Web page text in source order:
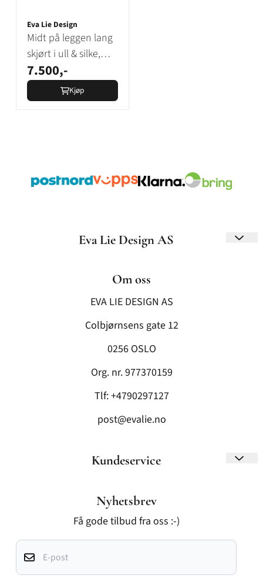
Eva Lie Design
Midt på leggen lang
skjørt i ull & silke,
med ...
7.500,-
Kjøp
Eva Lie Design AS
håndverksbedrift som spesialiserer seg på
kvalitet og individualitet kombineres tradisjonelt
håndverk med moderne design. Alle plagg blir
en erfaren klesdesigner og håndverker, har i over 30
år jobbet med folkedrakter og bunader, og har blant
annet utviklet Oslo bunaden Jubileumsdrakten for
Oslo, i samarbeid med Oslo kommune.
Om oss
EVA LIE DESIGN AS
Colbjørnsens gate 12
0256 OSLO
Org. nr. 977370159
Tlf:+4790297127
post@evalie.no
Kundeservice
Kontakt oss
Nyhetsbrev
Få gode tilbud fra oss :-)